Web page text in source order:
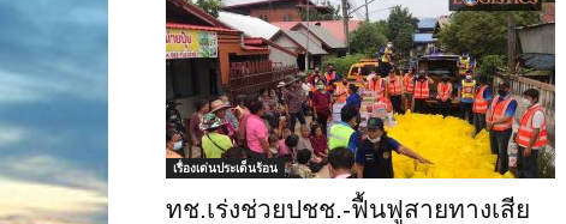
เรื่องเด่นประเด็นร้อน
ทช.เร่งช่วยปชช.-ฟื้นฟูสายทางเสีย